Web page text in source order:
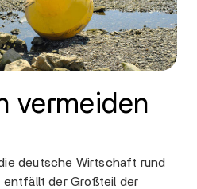
vermeiden
deutsche Wirtschaft rund
entfällt der Großteil der